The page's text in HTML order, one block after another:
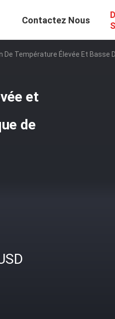
Contactez Nous
De Température Élevée Et Basse
et
de